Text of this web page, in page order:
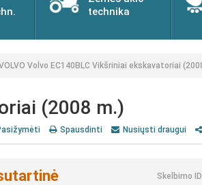
technika
Volvo EC140BLC Vikšriniai ekskavatoriai
(2008 m.)
Spausdinti Nusiųsti draugui
Skelbimo